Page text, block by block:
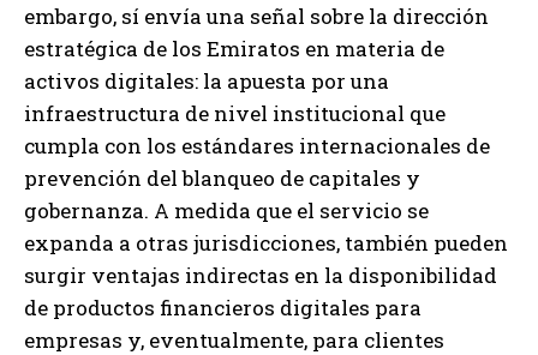
embargo, sí envía una señal sobre la dirección
estratégica de los Emiratos en materia de
activos digitales: la apuesta por una
infraestructura de nivel institucional que
cumpla con los estándares internacionales de
prevención del blanqueo de capitales y
gobernanza. A medida que el servicio se
expanda a otras jurisdicciones, también pueden
surgir ventajas indirectas en la disponibilidad
de productos financieros digitales para
empresas y, eventualmente, para clientes